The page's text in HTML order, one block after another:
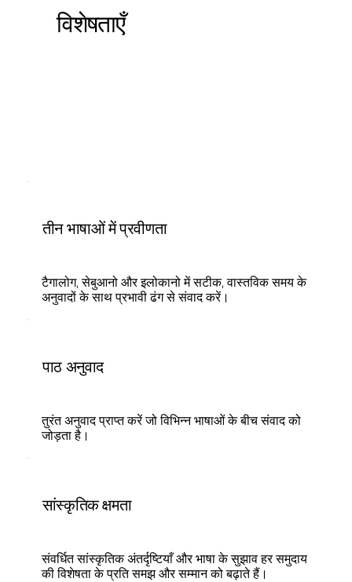
विशेषताएँ
तीन भाषाओं में प्रवीणता
टैगालोग, सेबुआनो और इलोकानो में सटीक, वास्तविक समय के
अनुवादों के साथ प्रभावी ढंग से संवाद करें।
पाठ अनुवाद
तुरंत अनुवाद प्राप्त करें जो विभिन्न भाषाओं के बीच संवाद को
जोड़ता है।
सांस्कृतिक क्षमता
संवर्धित सांस्कृतिक अंतर्दृष्टियाँ और भाषा के सुझाव हर समुदाय
की विशेषता के प्रति समझ और सम्मान को बढ़ाते हैं।